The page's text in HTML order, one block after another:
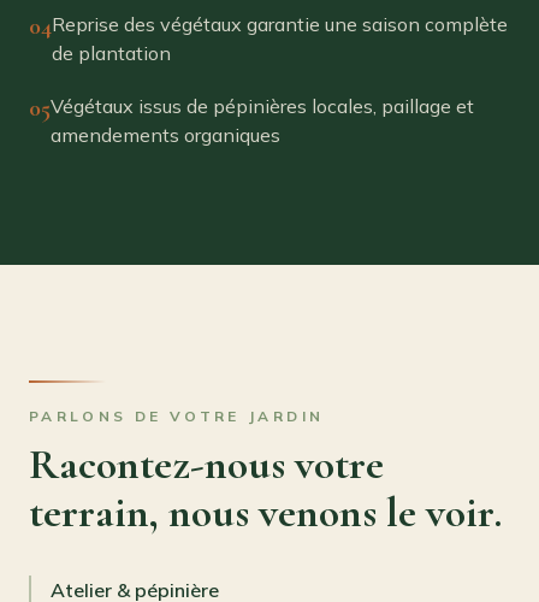
04Reprise des végétaux garantie une saison complète
de plantation
05Végétaux issus de pépinières locales, paillage et
amendements organiques
PARLONS DE VOTRE JARDIN
Racontez-nous votre
terrain, nous venons le voir.
Atelier & pépinière